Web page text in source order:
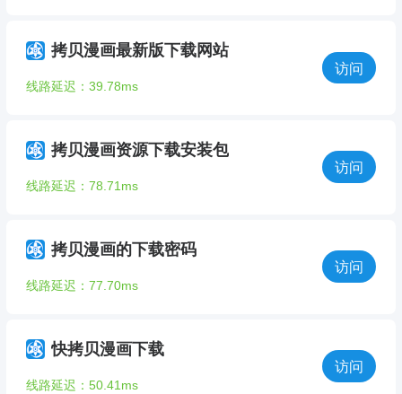
拷贝漫画最新版下载网站
线路延迟：39.78ms
访问
拷贝漫画资源下载安装包
线路延迟：78.71ms
访问
拷贝漫画的下载密码
线路延迟：77.70ms
访问
快拷贝漫画下载
线路延迟：50.41ms
访问